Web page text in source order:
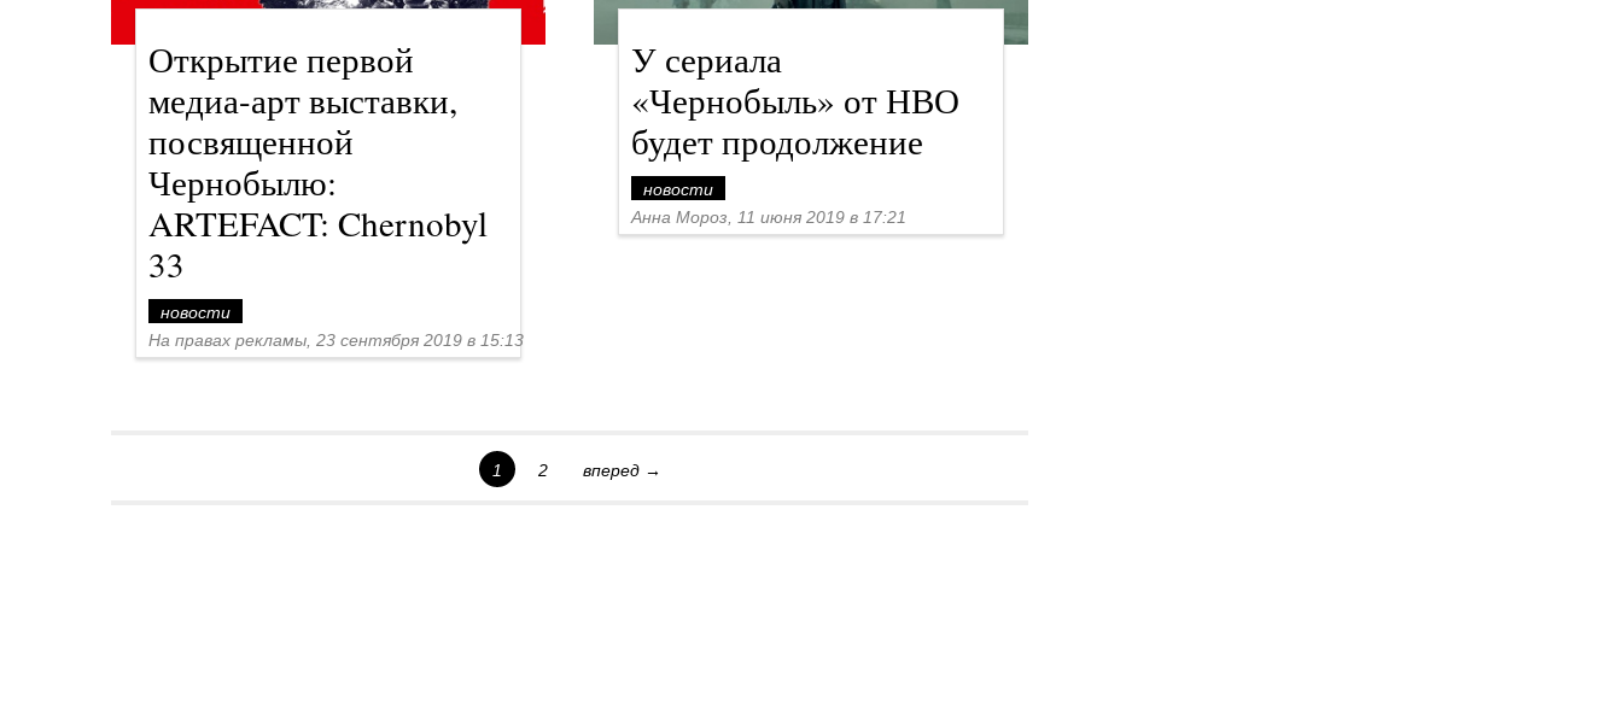
Открытие первой
медиа-арт выставки,
посвященной
Чернобылю:
ARTEFACT: Chernobyl
33
новости
На правах рекламы, 23 сентября 2019 в 15:13
У сериала
«Чернобыль» от НВО
будет продолжение
новости
Анна Мороз, 11 июня 2019 в 17:21
1 2 вперед →